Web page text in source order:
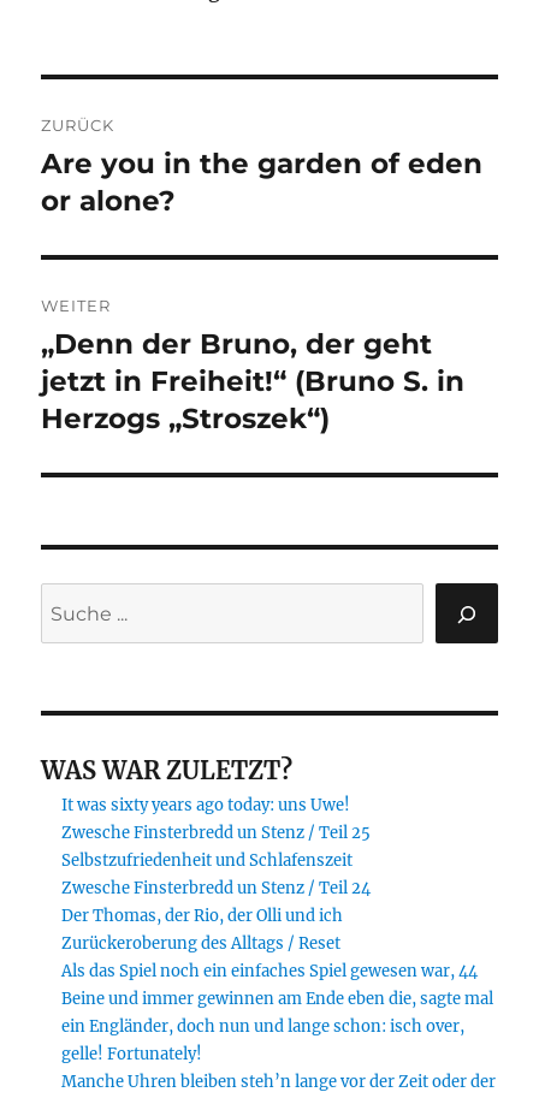
ZURÜCK
Vorheriger
Beitrag:
Are you in the garden of eden
or alone?
WEITER
Nächster
Beitrag:
„Denn der Bruno, der geht
jetzt in Freiheit!“ (Bruno S. in
Herzogs „Stroszek“)
WAS WAR ZULETZT?
It was sixty years ago today: uns Uwe!
Zwesche Finsterbredd un Stenz / Teil 25
Selbstzufriedenheit und Schlafenszeit
Zwesche Finsterbredd un Stenz / Teil 24
Der Thomas, der Rio, der Olli und ich
Zurückeroberung des Alltags / Reset
Als das Spiel noch ein einfaches Spiel gewesen war, 44
Beine und immer gewinnen am Ende eben die, sagte mal
ein Engländer, doch nun und lange schon: isch over,
gelle! Fortunately!
Manche Uhren bleiben steh’n lange vor der Zeit oder der